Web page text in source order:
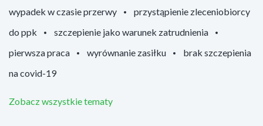
wypadek w czasie przerwy
przystąpienie zleceniobiorcy
do ppk
szczepienie jako warunek zatrudnienia
pierwsza praca
wyrównanie zasiłku
brak szczepienia
na covid-19
Zobacz wszystkie tematy